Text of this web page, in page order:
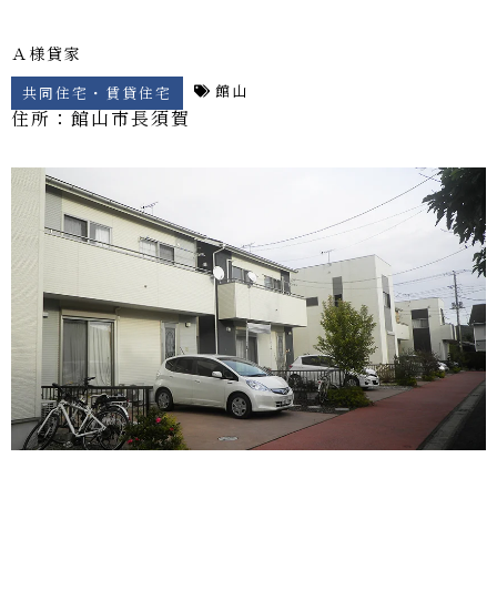
Ａ様貸家
共同住宅・賃貸住宅 館山
住所：館山市長須賀